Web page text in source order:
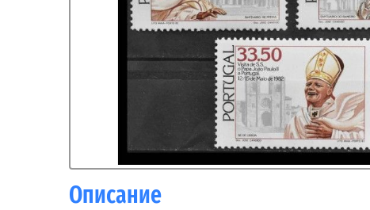
Описание